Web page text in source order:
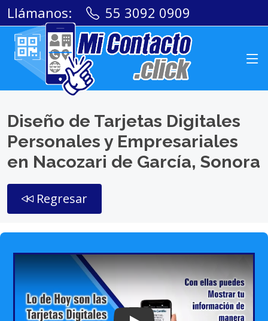
Llámanos: 55 3092 0909
Diseño de Tarjetas Digitales
Personales y Empresariales
en Nacozari de García, Sonora
Regresar